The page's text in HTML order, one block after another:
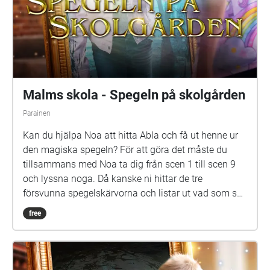
Malms skola - Spegeln på skolgården
Parainen
Kan du hjälpa Noa att hitta Abla och få ut henne ur
den magiska spegeln? För att göra det måste du
tillsammans med Noa ta dig från scen 1 till scen 9
och lyssna noga. Då kanske ni hittar de tre
försvunna spegelskärvorna och listar ut vad som ska
göras med dem. Det kan hända att fler försvunna
barn dyker upp i skärvorna. På skolgården kommer
här skolan för länge sen. Hon är virrig, men det lönar
sig att lyssna på henne. Siri och Selma kan du
free